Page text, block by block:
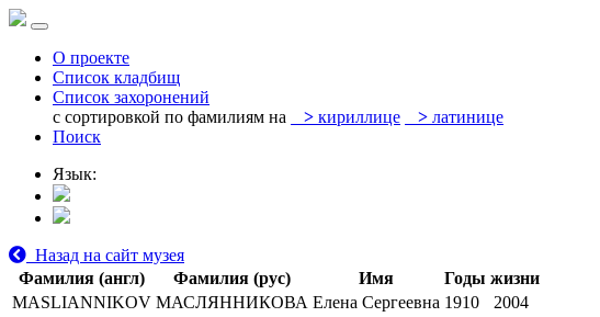
О проекте
Список кладбищ
Список захоронений
с сортировкой по фамилиям на
> кириллице > латинице
Поиск
Язык:
Назад на сайт музея
Фамилия (англ)
Фамилия (рус) Имя
Годы жизни
MASLIANNIKOV МАСЛЯННИКОВА Елена Сергеевна 1910
2004